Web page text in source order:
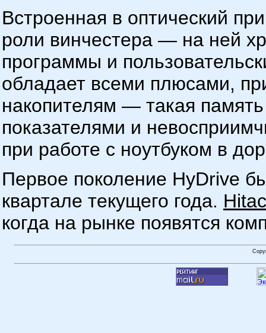
Встроенная в оптический
роли винчестера — на ней
программы и
обладает всеми плюсами,
накопителям — такая
показателями и
при работе с ноутбуком в
Первое поколение HyDrive
квартале текущего года.
когда на рынке появятся